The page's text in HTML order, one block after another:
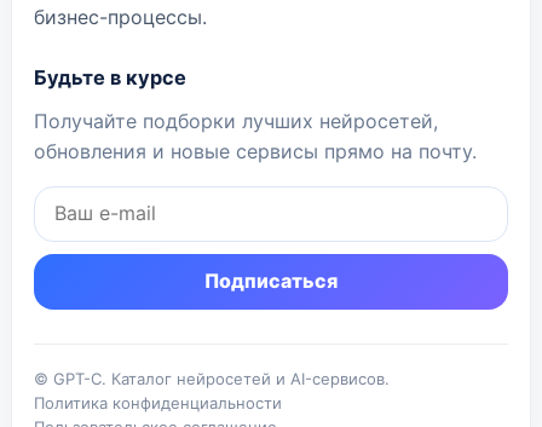
бизнес-процессы.
Будьте в курсе
Получайте подборки лучших нейросетей,
обновления и новые сервисы прямо на почту.
Подписаться
© GPT-C. Каталог нейросетей и AI-сервисов.
Политика конфиденциальности